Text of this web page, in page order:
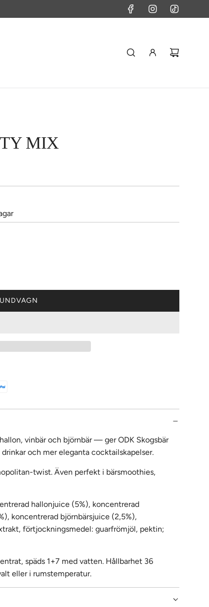
MIX
L
vinbär och björnbär — ger ODK Skogsbär
och mer eleganta cocktailskapelser.
twist. Även perfekt i bärsmoothies,
hallonjuice (5%), koncentrerad
koncentrerad björnbärsjuice (2,5%),
förtjockningsmedel: guarfrömjöl, pektin;
späds 1+7 med vatten. Hållbarhet 36
eller i rumstemperatur.